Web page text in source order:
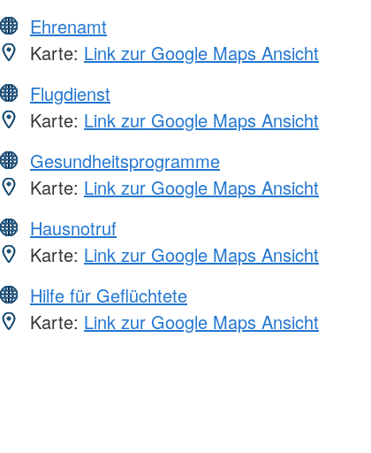
Ehrenamt
Karte: Link zur Google Maps Ansicht
Flugdienst
Karte: Link zur Google Maps Ansicht
Gesundheitsprogramme
Karte: Link zur Google Maps Ansicht
Hausnotruf
Karte: Link zur Google Maps Ansicht
Hilfe für Geflüchtete
Karte: Link zur Google Maps Ansicht